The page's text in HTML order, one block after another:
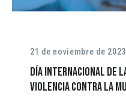
21 de noviembre de 2023
Día Internacional de
Violencia contra la